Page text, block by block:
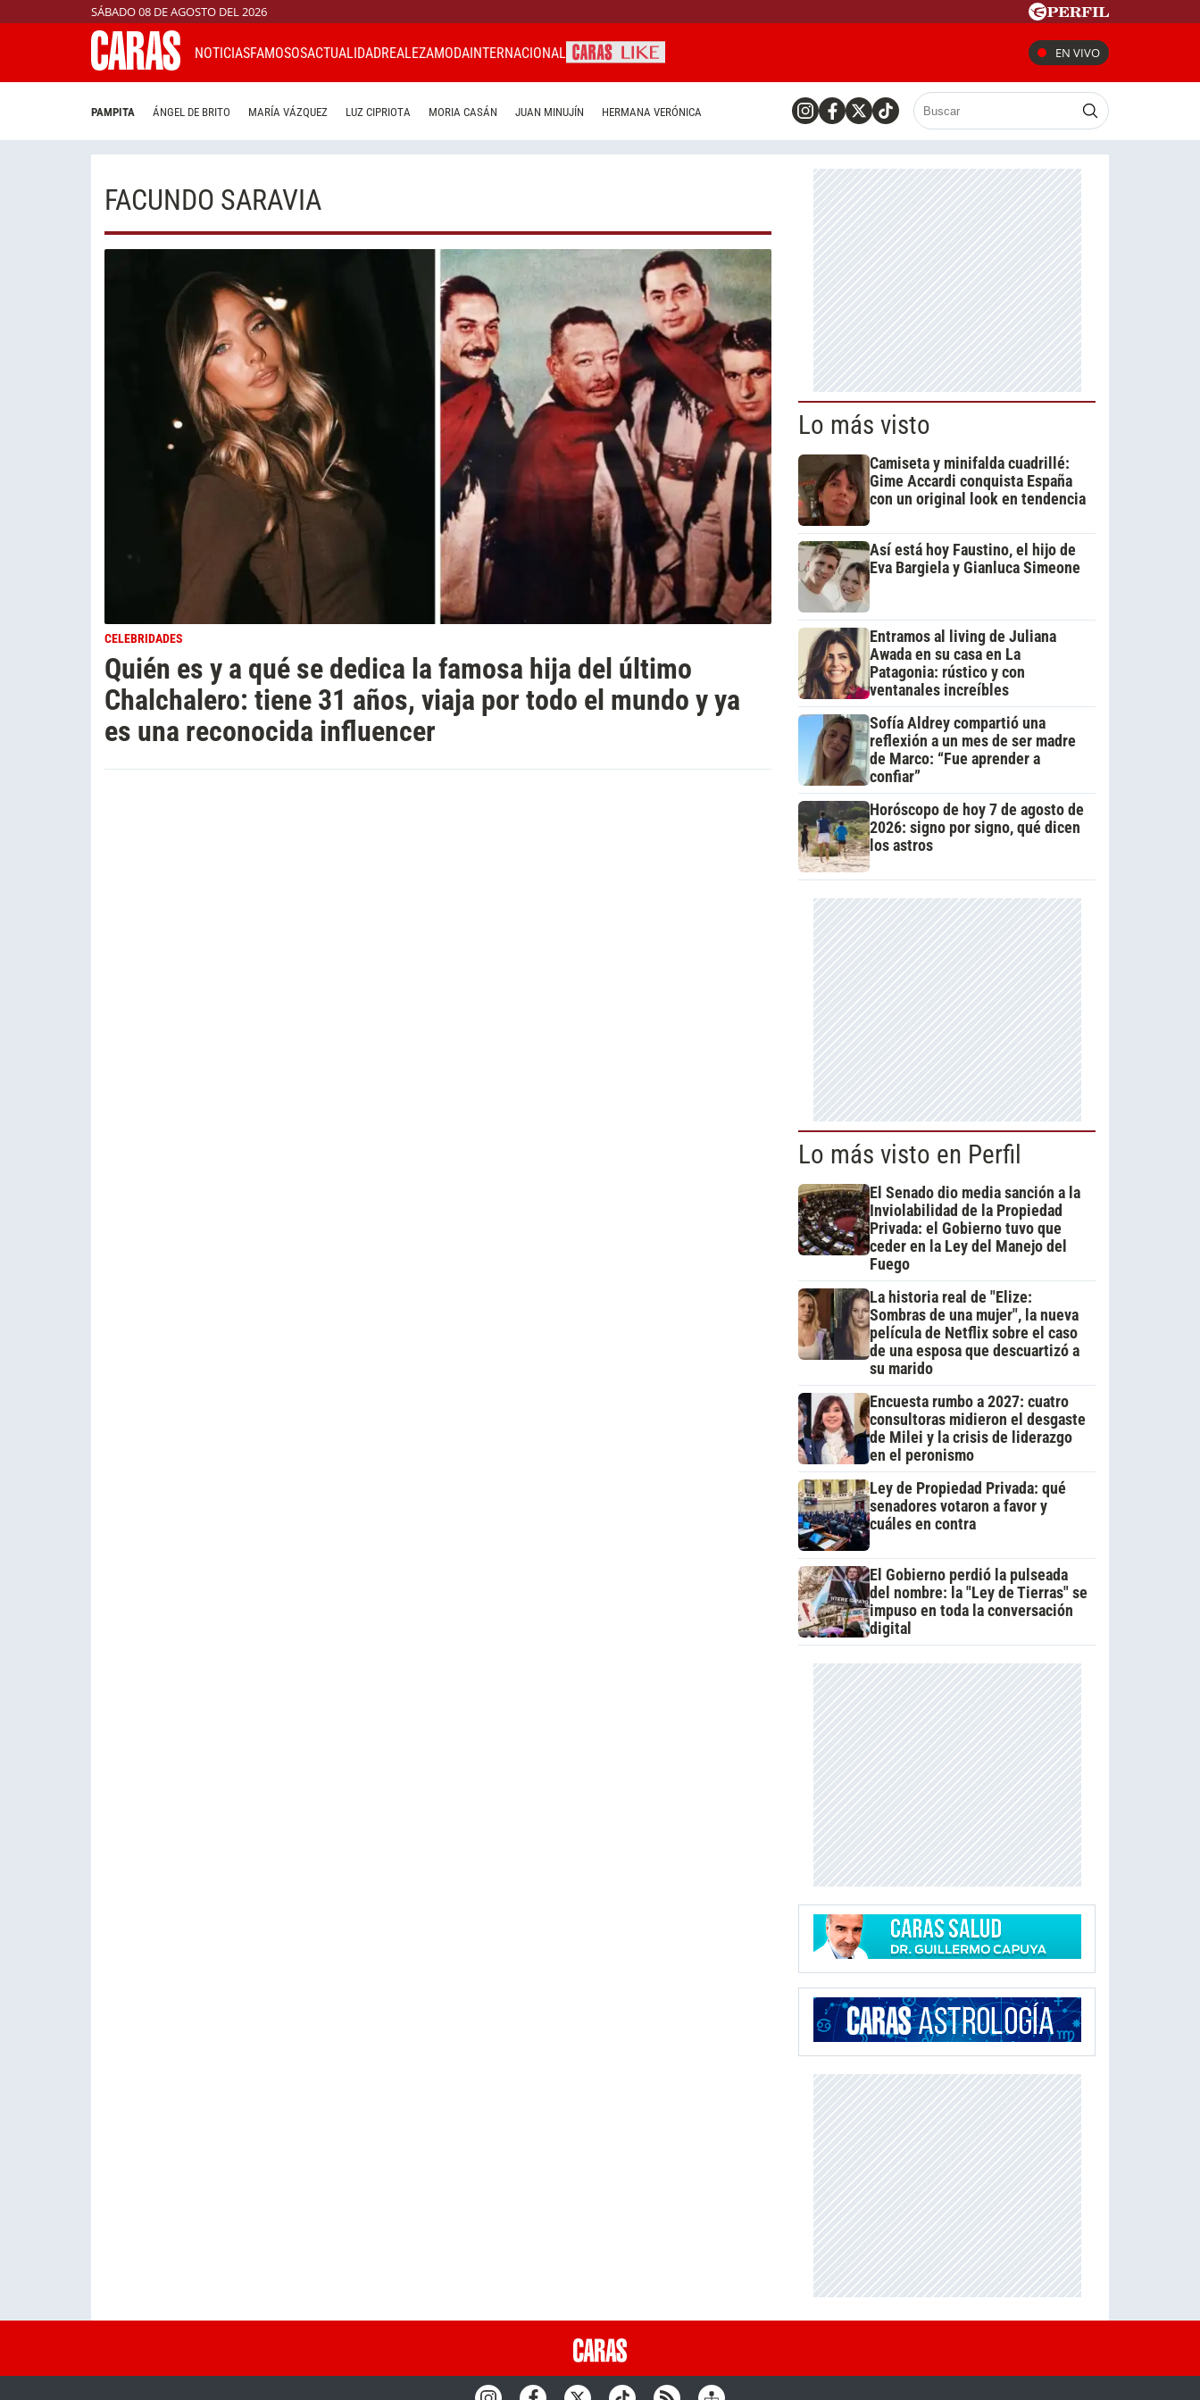
SÁBADO 08 DE AGOSTO DEL 2026
NOTICIASFAMOSOSACTUALIDADREALEZAMODAINTERNACIONAL EN VIVO
PAMPITA ÁNGEL DE BRITO MARÍA VÁZQUEZ LUZ CIPRIOTA MORIA CASÁN JUAN MINUJÍN HERMANA VERÓNICA
FACUNDO SARAVIA
CELEBRIDADES
Quién es y a qué se dedica la famosa hija del último
Chalchalero: tiene 31 años, viaja por todo el mundo y ya
es una reconocida influencer
Lo más visto
Camiseta y minifalda cuadrillé:
Gime Accardi conquista España
con un original look en tendencia
Así está hoy Faustino, el hijo de
Eva Bargiela y Gianluca Simeone
Entramos al living de Juliana
Awada en su casa en La
Patagonia: rústico y con
ventanales increíbles
Sofía Aldrey compartió una
reflexión a un mes de ser madre
de Marco: “Fue aprender a
confiar”
Horóscopo de hoy 7 de agosto de
2026: signo por signo, qué dicen
los astros
Lo más visto en Perfil
El Senado dio media sanción a la
Inviolabilidad de la Propiedad
Privada: el Gobierno tuvo que
ceder en la Ley del Manejo del
Fuego
La historia real de "Elize:
Sombras de una mujer", la nueva
película de Netflix sobre el caso
de una esposa que descuartizó a
su marido
Encuesta rumbo a 2027: cuatro
consultoras midieron el desgaste
de Milei y la crisis de liderazgo
en el peronismo
Ley de Propiedad Privada: qué
senadores votaron a favor y
cuáles en contra
El Gobierno perdió la pulseada
del nombre: la "Ley de Tierras" se
impuso en toda la conversación
digital